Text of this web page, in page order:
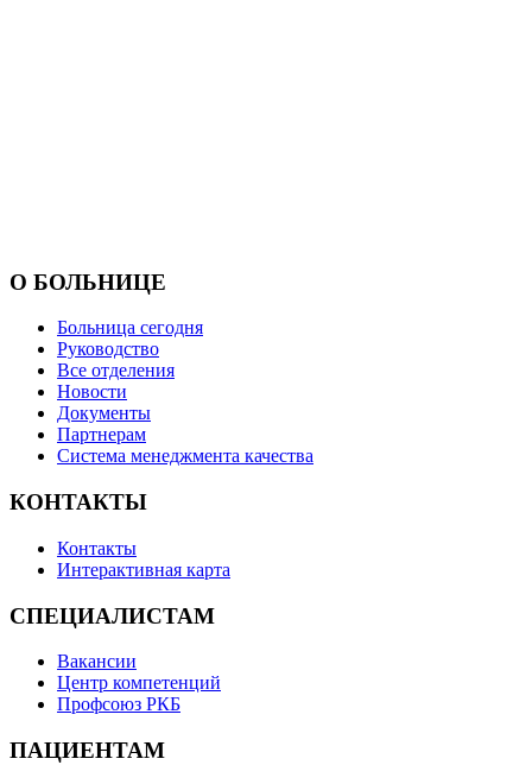
О БОЛЬНИЦЕ
Больница сегодня
Руководство
Все отделения
Новости
Документы
Партнерам
Система менеджмента качества
КОНТАКТЫ
Контакты
Интерактивная карта
СПЕЦИАЛИСТАМ
Вакансии
Центр компетенций
Профсоюз РКБ
ПАЦИЕНТАМ